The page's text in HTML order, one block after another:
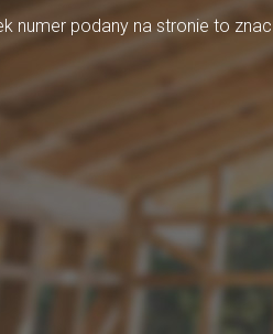
podany na stronie to